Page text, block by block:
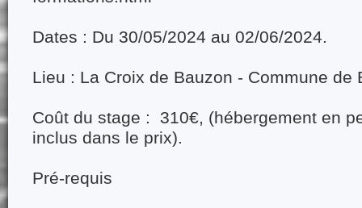
Dates : Du 30/05/2024 au 02/06/2024.
Lieu : La Croix de Bauzon - Commune de
Coût du stage : 310€, (hébergement en
inclus dans le prix).
Pré-requis